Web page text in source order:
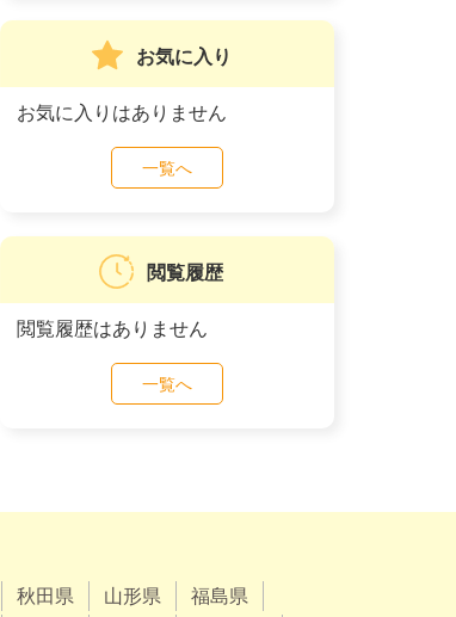
お気に入り
お気に入りはありません
一覧へ
閲覧履歴
閲覧履歴はありません
一覧へ
秋田県 山形県
福島県